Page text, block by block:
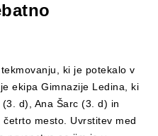
ki je potekalo v
ekipa Gimnazije Ledina, ki
d), Ana Šarc (3. d) in
mesto. Uvrstitev med